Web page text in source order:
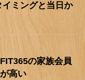
ミングと当日か
の家族会員
高い